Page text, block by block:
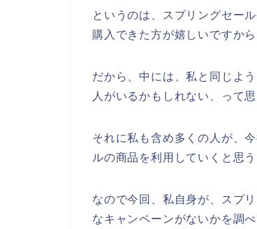
というのは、スプリングセー
購入できた方が嬉しいですから
だから、中には、私と同じよ
人がいるかもしれない、って
それに私も含め多くの人が、
ルの商品を利用していくと思
なので今回、私自身が、スプ
なキャンペーンがないかを調